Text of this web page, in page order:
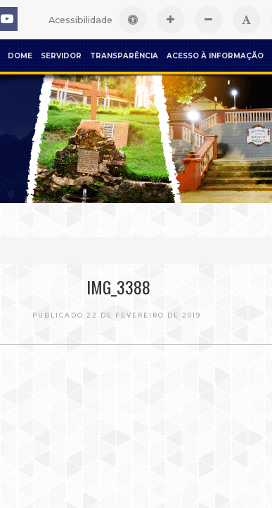
Acessibilidade
DOME SERVIDOR TRANSPARÊNCIA ACESSO À INFORMAÇÃO
IMG_3388
PUBLICADO 22 DE FEVEREIRO DE 2019.